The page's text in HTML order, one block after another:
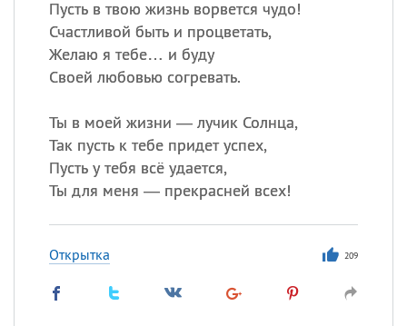
Пусть в твою жизнь ворвется чудо!
Счастливой быть и процветать,
Желаю я тебе… и буду
Своей любовью согревать.
Ты в моей жизни — лучик Солнца,
Так пусть к тебе придет успех,
Пусть у тебя всё удается,
Ты для меня — прекрасней всех!
Открытка 209